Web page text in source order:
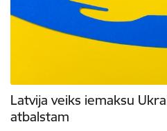
Latvija veiks iemaksu
atbalstam